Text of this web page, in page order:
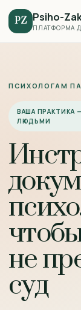
PZ Psiho-
ПЛАТФОРМА
ПСИХОЛОГАМ
ВАША ПРАКТИКА
ЛЮДЬМИ
не
суд